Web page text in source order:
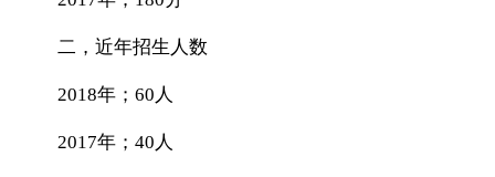
二，近年招生人数
2018年；60人
2017年；40人